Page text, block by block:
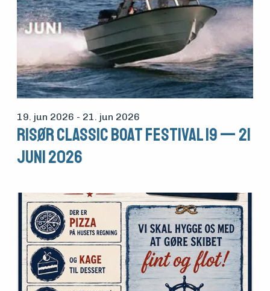
19. jun 2026 - 21. jun 2026
Risør Classic Boat Festival 19 — 21
Juni 2026